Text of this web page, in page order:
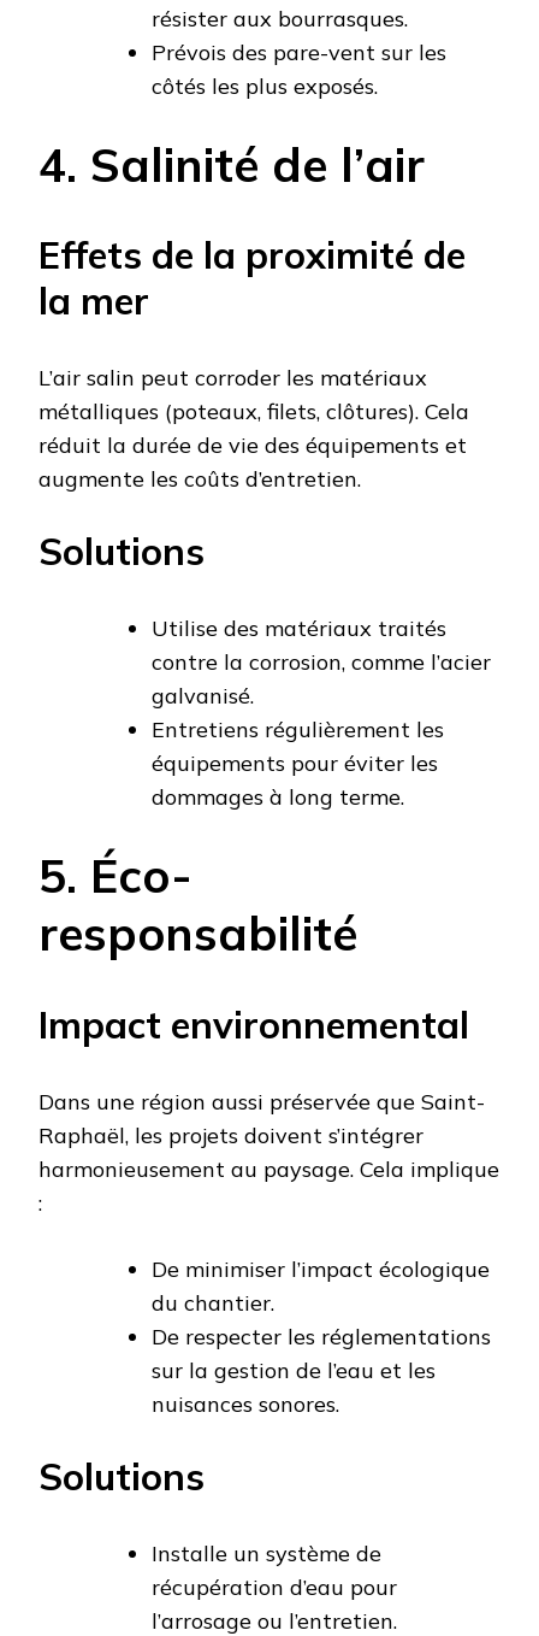
résister aux bourrasques.
Prévois des pare-vent sur les
côtés les plus exposés.
4. Salinité de l’air
Effets de la proximité de
la mer
L’air salin peut corroder les matériaux
métalliques (poteaux, filets, clôtures). Cela
réduit la durée de vie des équipements et
augmente les coûts d’entretien.
Solutions
Utilise des matériaux traités
contre la corrosion, comme l’acier
galvanisé.
Entretiens régulièrement les
équipements pour éviter les
dommages à long terme.
5. Éco-
responsabilité
Impact environnemental
Dans une région aussi préservée que Saint-
Raphaël, les projets doivent s’intégrer
harmonieusement au paysage. Cela implique
:
De minimiser l’impact écologique
du chantier.
De respecter les réglementations
sur la gestion de l’eau et les
nuisances sonores.
Solutions
Installe un système de
récupération d’eau pour
l’arrosage ou l’entretien.